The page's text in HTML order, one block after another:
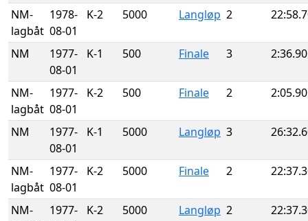
NM-
lagbåt
1978-
08-01
K-2 5000 Langløp 2
NM
1977-
08-01
K-1 500 Finale 3 2:36.90
NM-
lagbåt
1977-
08-01
K-2 500 Finale 2 2:05.90
NM
1977-
08-01
K-1 5000 Langløp 3
NM-
lagbåt
1977-
08-01
K-2 5000 Finale 2
NM-
1977-
K-2 5000 Langløp 2